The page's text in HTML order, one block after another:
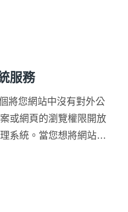
協助外銷企業建立客製
，讓您的買主可以輕鬆
服務
將您網站中沒有對外公
或網頁的瀏覽權限開放
系統。當您想將網站內